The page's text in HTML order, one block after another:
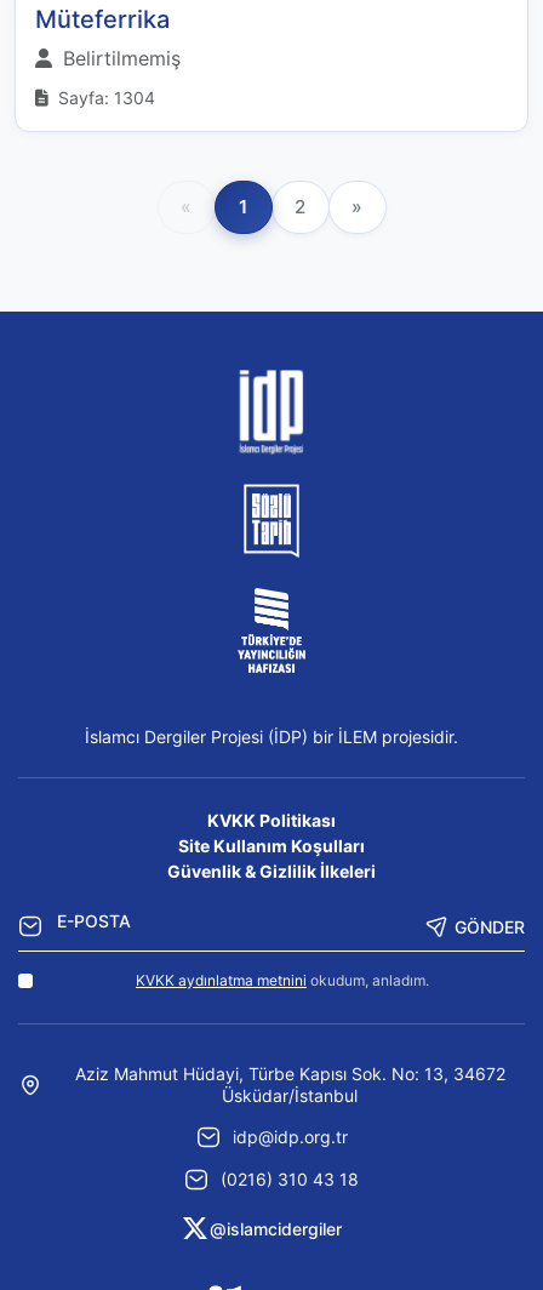
Müteferrika
Belirtilmemiş
Sayfa: 1304
« 1 2 »
İslamcı Dergiler Projesi (İDP) bir İLEM projesidir.
KVKK Politikası
Site Kullanım Koşulları
Güvenlik & Gizlilik İlkeleri
GÖNDER
KVKK aydınlatma metnini okudum, anladım.
Aziz Mahmut Hüdayi, Türbe Kapısı Sok. No: 13, 34672
Üsküdar/İstanbul
idp@idp.org.tr
(0216) 310 43 18
@islamcidergiler